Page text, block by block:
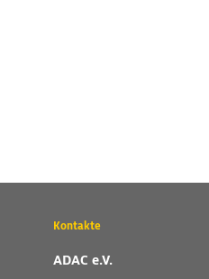
Wichtige
und
Kontakte
ADAC e.V.